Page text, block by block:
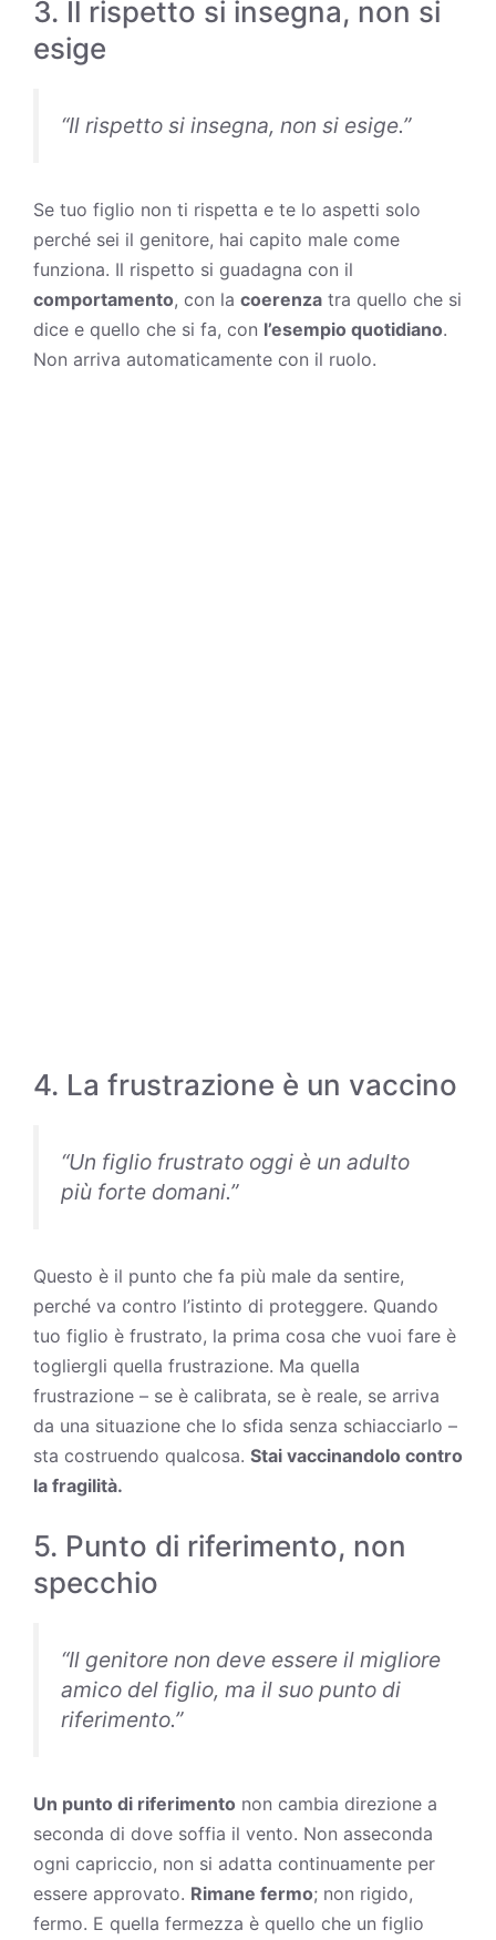
3. Il rispetto si insegna, non si
esige
“Il rispetto si insegna, non si esige.”
Se tuo figlio non ti rispetta e te lo aspetti solo
perché sei il genitore, hai capito male come
funziona. Il rispetto si guadagna con il
comportamento, con la coerenza tra quello che si
dice e quello che si fa, con l’esempio quotidiano.
Non arriva automaticamente con il ruolo.
4. La frustrazione è un vaccino
“Un figlio frustrato oggi è un adulto
più forte domani.”
Questo è il punto che fa più male da sentire,
perché va contro l’istinto di proteggere. Quando
tuo figlio è frustrato, la prima cosa che vuoi fare è
togliergli quella frustrazione. Ma quella
frustrazione – se è calibrata, se è reale, se arriva
da una situazione che lo sfida senza schiacciarlo –
sta costruendo qualcosa. Stai vaccinandolo contro
la fragilità.
5. Punto di riferimento, non
specchio
“Il genitore non deve essere il migliore
amico del figlio, ma il suo punto di
riferimento.”
Un punto di riferimento non cambia direzione a
seconda di dove soffia il vento. Non asseconda
ogni capriccio, non si adatta continuamente per
essere approvato. Rimane fermo; non rigido,
fermo. E quella fermezza è quello che un figlio